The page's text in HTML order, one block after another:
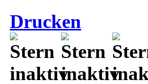
Drucken